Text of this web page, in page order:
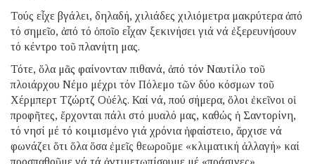
Τούς εἶχε βγάλει, δηλαδή, χιλιάδες χιλιόμετρα μακρύτερα ἀπό
τό σημεῖο, ἀπό τό ὁποῖο εἶχαν ξεκινήσει γιά νά ἐξερευνήσουν
τό κέντρο τοῦ πλανήτη μας.
Τότε, ὅλα μᾶς φαίνονταν πιθανά, ἀπό τόν Ναυτίλο τοῦ
πλοιάρχου Νέμο μέχρι τόν Πόλεμο τῶν δύο κόσμων τοῦ
Χέρμπερτ Τζώρτζ Οὐέλς. Καί νά, πού σήμερα, ὅλοι ἐκεῖνοι οἱ
προφῆτες, ἔρχονται πάλι στό μυαλό μας, καθώς ἡ Σαντορίνη,
τό νησί μέ τό κοιμισμένο γιά χρόνια ἡφαίστειο, ἄρχισε νά
φωνάζει ὅτι ὅλα ὅσα ἐμεῖς θεωροῦμε «κλιματική ἀλλαγή» καί
προσπαθοῦμε νά τά ἀντιμετωπίσουμε μέ «πράσινες»